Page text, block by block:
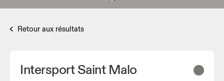
Retour aux résultats
Intersport Saint Malo